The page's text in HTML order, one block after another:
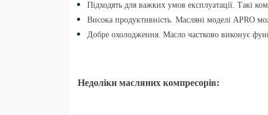
Підходять для важких умов експлуатації. Такі
Висока продуктивність. Масляні моделі APRO
Добре охолодження. Масло частково виконує
Недоліки масляних компресорів: